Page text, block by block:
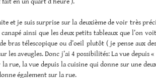
fait en un quart d’heure ).
et je suis surprise sur la deuxième de voir très
ainsi que les deux petits tableaux que l’on
bras télescopique ou d’oeil plutôt ( je pense aux
les aveugles. Donc j’ai 4 possibilités: La vue depuis
rue, la vue depuis la cuisine qui donne sur une
également sur la rue.